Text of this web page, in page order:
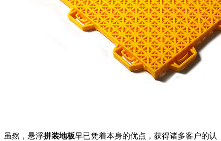
虽然，悬浮拼装地板早已凭着本身的优点，获得诸多客户的认